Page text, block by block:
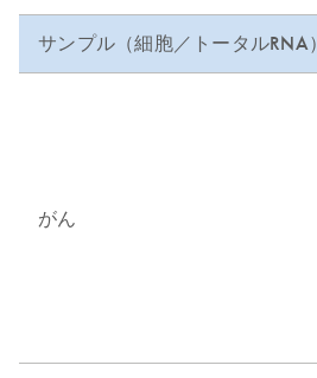
サンプル（細胞／トータルRNA）
がん